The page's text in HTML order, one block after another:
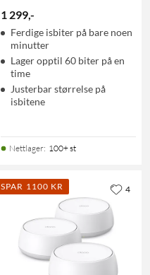
1 299,-
Ferdige isbiter på bare noen
minutter
Lager opptil 60 biter på en
time
Justerbar størrelse på
isbitene
Nettlager: 100+ st
SPAR 1100 KR 4